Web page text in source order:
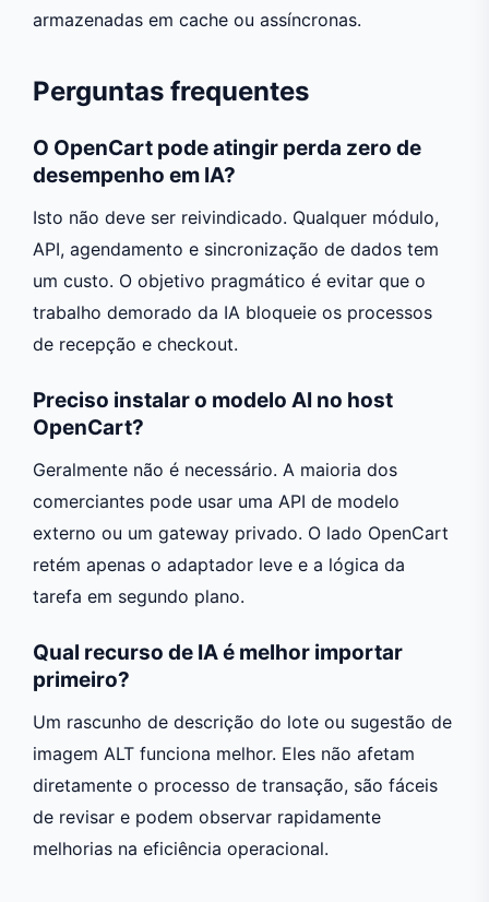
armazenadas em cache ou assíncronas.
Perguntas frequentes
O OpenCart pode atingir perda zero de
desempenho em IA?
Isto não deve ser reivindicado. Qualquer módulo,
API, agendamento e sincronização de dados tem
um custo. O objetivo pragmático é evitar que o
trabalho demorado da IA bloqueie os processos
de recepção e checkout.
Preciso instalar o modelo AI no host
OpenCart?
Geralmente não é necessário. A maioria dos
comerciantes pode usar uma API de modelo
externo ou um gateway privado. O lado OpenCart
retém apenas o adaptador leve e a lógica da
tarefa em segundo plano.
Qual recurso de IA é melhor importar
primeiro?
Um rascunho de descrição do lote ou sugestão de
imagem ALT funciona melhor. Eles não afetam
diretamente o processo de transação, são fáceis
de revisar e podem observar rapidamente
melhorias na eficiência operacional.